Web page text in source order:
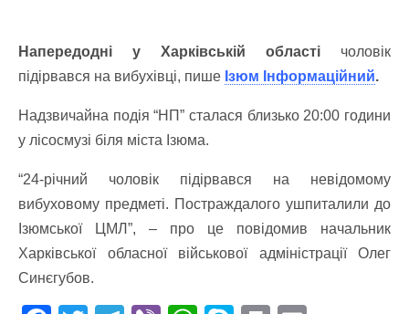
Напередодні у Харківській області чоловік
підірвався на вибухівці, пише Ізюм Інформаційний.
Надзвичайна подія “НП” сталася близько 20:00 години
у лісосмузі біля міста Ізюма.
“24-річний чоловік підірвався на невідомому
вибуховому предметі. Постраждалого ушпиталили до
Ізюмської ЦМЛ”, – про це повідомив начальник
Харківської обласної військової адміністрації Олег
Синєгубов.